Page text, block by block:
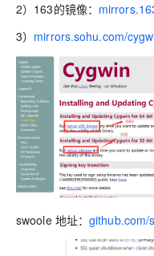
2）163的镜像：
3） mirrors.sohu.com/
swoole 地址：